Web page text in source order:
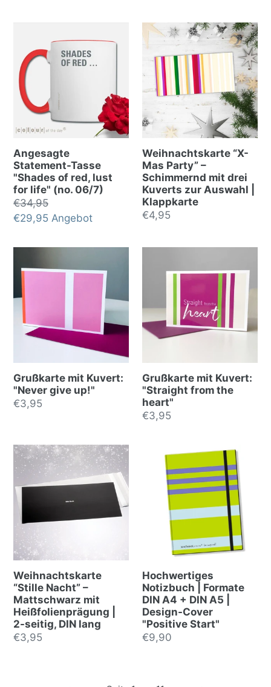
Angesagte
Statement-Tasse
"Shades of red, lust
for life" (no. 06/7)
Normalpreis
€34,95
Sonderpreis
€29,95 Angebot
Weihnachtskarte “X-
Mas Party” –
Schimmernd mit drei
Kuverts zur Auswahl |
Klappkarte
Normalpreis
€4,95
Grußkarte mit Kuvert:
"Never give up!"
Normalpreis
€3,95
Grußkarte mit Kuvert:
"Straight from the
heart"
Normalpreis
€3,95
Weihnachtskarte
“Stille Nacht” –
Mattschwarz mit
Heißfolienprägung |
2-seitig, DIN lang
Normalpreis
€3,95
Hochwertiges
Notizbuch | Formate
DIN A4 + DIN A5 |
Design-Cover
"Positive Start"
Normalpreis
€9,90